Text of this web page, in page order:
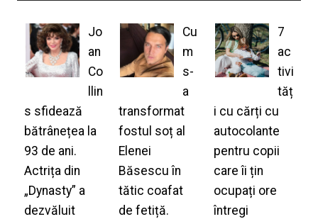
Jo
an
Co
llin
s sfidează
bătrânețea la
93 de ani.
Actrița din
„Dynasty” a
dezvăluit
Cu
m
s-
a
transformat
fostul soț al
Elenei
Băsescu în
tătic coafat
de fetiță.
7
ac
tivi
tăț
i cu cărți cu
autocolante
pentru copii
care îi țin
ocupați ore
întregi